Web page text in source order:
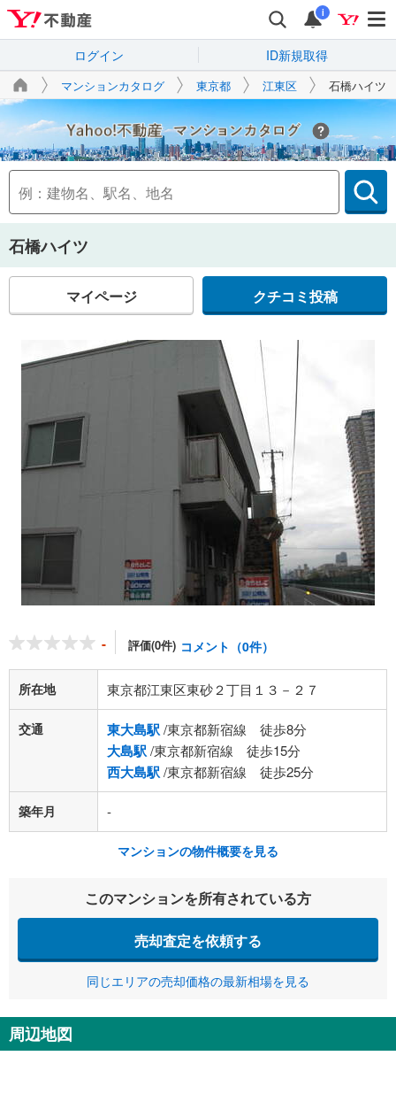
i
ログイン ID新規取得
マンションカタログ 東京都 江東区 石橋ハイツ
Yahoo!不動産
石橋ハイツ
マイページ クチコミ投稿
- 評価(0件) コメント（0件）
所在地 東京都江東区東砂２丁目１３－２７
交通 東大島駅/東京都新宿線 徒歩8分
大島駅/東京都新宿線 徒歩15分
西大島駅/東京都新宿線 徒歩25分
築年月 -
マンションの物件概要を見る
このマンションを所有されている方
売却査定を依頼する
同じエリアの売却価格の最新相場を見る
周辺地図